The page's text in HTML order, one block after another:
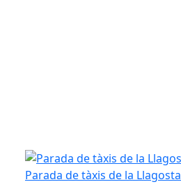
Parada de tàxis de la Llagosta
Parada de tàxis de la Llagosta